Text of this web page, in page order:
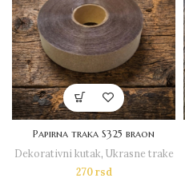
Papirna traka S325 braon
Dekorativni kutak, Ukrasne trake
270rsd